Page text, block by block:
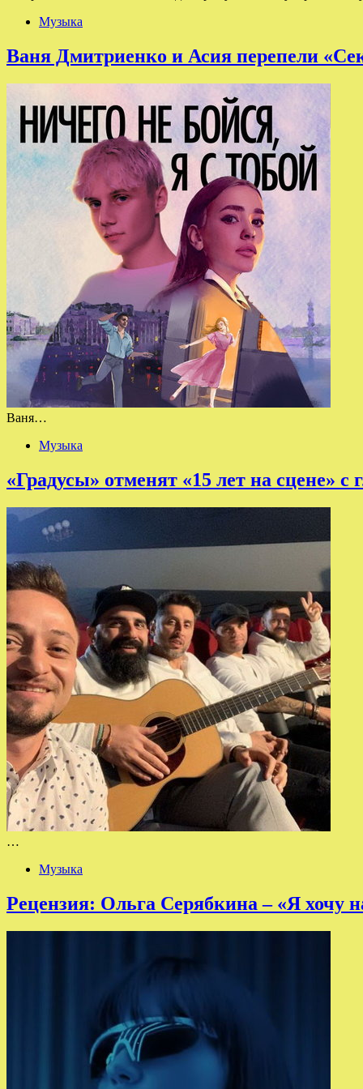
Музыка
Ваня Дмитриенко и Асия перепели
Ваня…
Музыка
«Градусы» отменят «15 лет на сцене»
…
Музыка
Рецензия: Ольга Серябкина – «Я хочу